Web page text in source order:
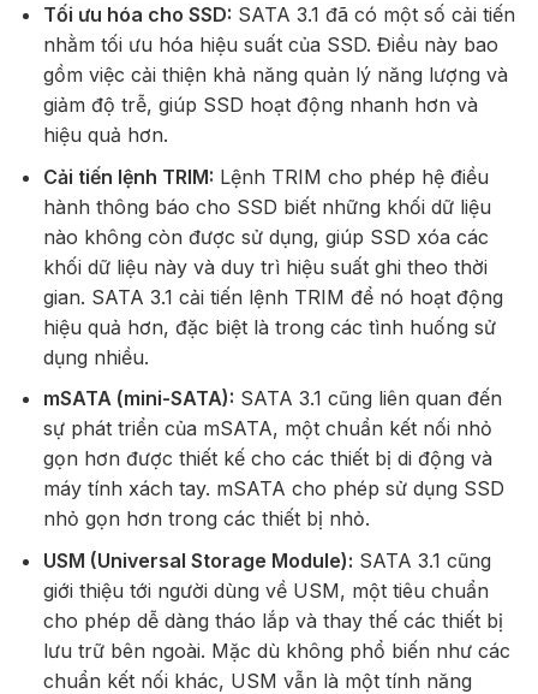
Tối ưu hóa cho SSD: SATA 3.1 đã có một số cải tiến
nhằm tối ưu hóa hiệu suất của SSD. Điều này bao
gồm việc cải thiện khả năng quản lý năng lượng và
giảm độ trễ, giúp SSD hoạt động nhanh hơn và
hiệu quả hơn.
Cải tiến lệnh TRIM: Lệnh TRIM cho phép hệ điều
hành thông báo cho SSD biết những khối dữ liệu
nào không còn được sử dụng, giúp SSD xóa các
khối dữ liệu này và duy trì hiệu suất ghi theo thời
gian. SATA 3.1 cải tiến lệnh TRIM để nó hoạt động
hiệu quả hơn, đặc biệt là trong các tình huống sử
dụng nhiều.
mSATA (mini-SATA): SATA 3.1 cũng liên quan đến
sự phát triển của mSATA, một chuẩn kết nối nhỏ
gọn hơn được thiết kế cho các thiết bị di động và
máy tính xách tay. mSATA cho phép sử dụng SSD
nhỏ gọn hơn trong các thiết bị nhỏ.
USM (Universal Storage Module): SATA 3.1 cũng
giới thiệu tới người dùng về USM, một tiêu chuẩn
cho phép dễ dàng tháo lắp và thay thế các thiết bị
lưu trữ bên ngoài. Mặc dù không phổ biến như các
chuẩn kết nối khác, USM vẫn là một tính năng